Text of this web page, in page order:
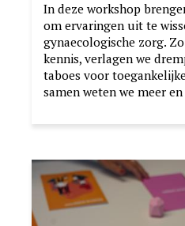
In deze workshop
om ervaringen uit te
gynaecologische zorg.
kennis, verlagen we
taboes voor
samen weten we meer
Image